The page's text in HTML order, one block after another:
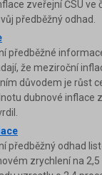
zveřejní ČSÚ ve
předběžný odhad.
předběžné
že meziroční
důvodem je růst
dubnové inflace
předběžný odhad
zrychlení na